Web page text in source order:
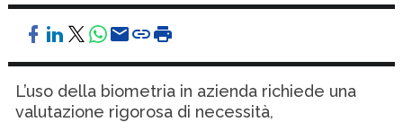
L’uso della biometria in azienda richiede una
valutazione rigorosa di necessità,